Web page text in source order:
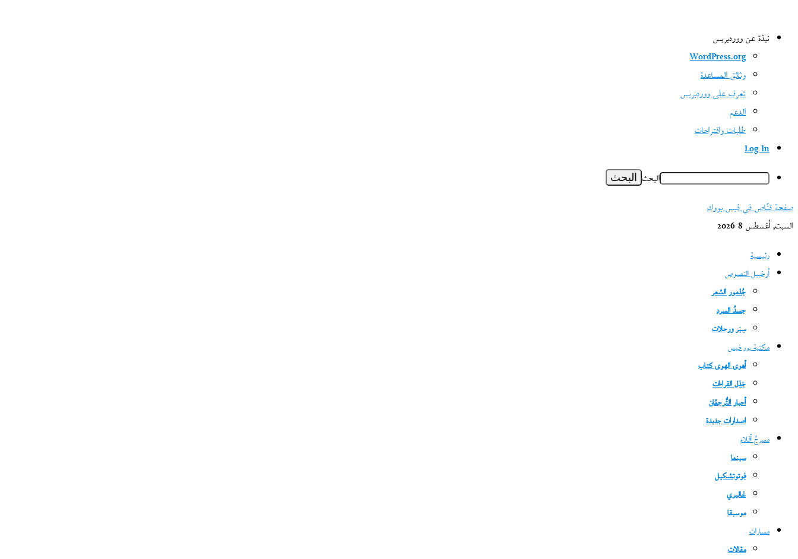
نبذة عن ووردبريس
WordPress.org
وثائق المساعدة
تعرف على ووردبريس
الدعم
طلبات واقتراحات
Log In
البحث
صفحة قنّاص في فيس بووك
السبت, أغسطس 8 2026
رئيسية
أرخبيل النصوص
جُذمور الشعر
جسدُ السرد
سِيَر ورحلات
مكتبة بورخيس
أهوى الهوى كتاب
جَدَل القراءات
أحبار التُّرجمُان
اصدارات جديدة
مسرحُ أفلام
سينما
فوتوتشكيل
غاليري
موسيقا
مسارات
مقالات